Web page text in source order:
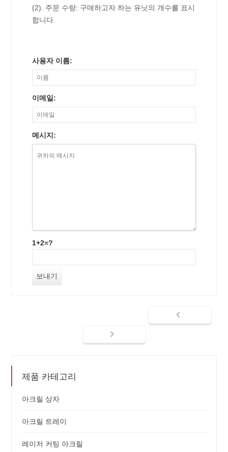
(2). 주문 수량: 구매하고자 하는 유닛의 개수를 표시
합니다.
사용자 이름:
이메일:
메시지:
1+2=?
제품 카테고리
아크릴 상자
아크릴 트레이
레이저 커팅 아크릴